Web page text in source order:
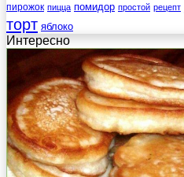
пирожок пицца помидор простой рецепт
торт яблоко
Интересно